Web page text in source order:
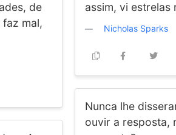
de
faz mal,
assim, vi
Nicholas Sparks
Nunca lhe
ouvir a resposta,